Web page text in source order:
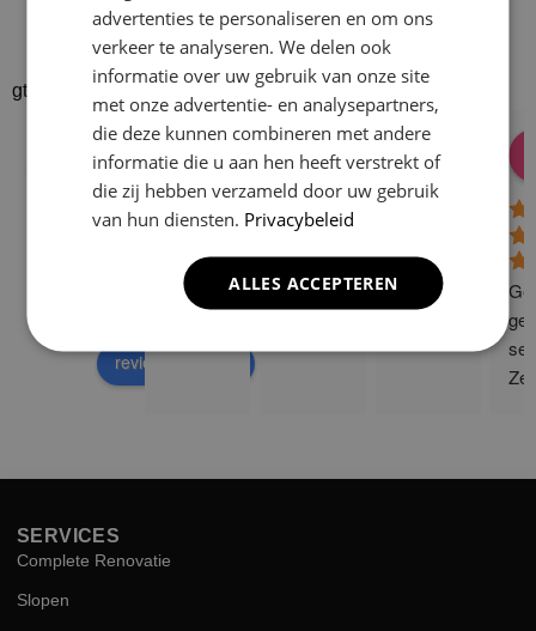
gtrspvjgtroijvghtrs
Klusbedrijf CG
Company
4.9
Based on 129
Google
review us on
Donald Vossen
08:28 17 Dec 24
Lisa Vlok
06:41 08 Oct 24 10:58 31
ge
SERVICES
Complete Renovatie
Slopen
advertenties te personaliseren en om ons
verkeer te analyseren. We delen ook
informatie over uw gebruik van onze site
met onze advertentie- en analysepartners,
die deze kunnen combineren met andere
informatie die u aan hen heeft verstrekt of
die zij hebben verzameld door uw gebruik
van hun diensten. Privacybeleid
ALLES ACCEPTEREN